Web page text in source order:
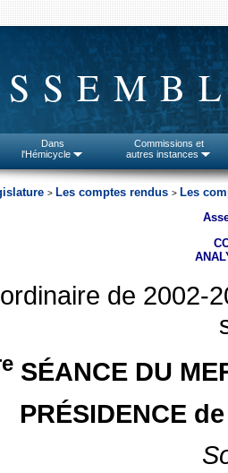
Dans
l'Hémicycle
Commissions et
autres instances
> Les comptes rendus > Les
de 2002-
SÉANCE DU
PRÉSIDENCE